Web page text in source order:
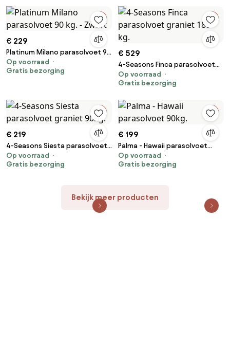
€ 229
Platinum Milano parasolvoet 90
kg. - Zwart
Op voorraad
Gratis bezorging
€ 529
4-Seasons Finca parasolvoet
graniet 180 kg.
Op voorraad
Gratis bezorging
€ 219
4-Seasons Siesta parasolvoet
graniet 90kg.
Op voorraad
Gratis bezorging
€ 199
Palma - Hawaii parasolvoet
90kg.
Op voorraad
Gratis bezorging
Bekijk meer producten